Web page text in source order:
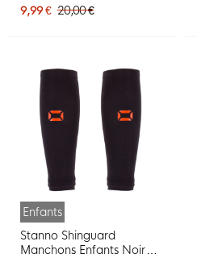
9,99 € 20,00 €
Enfants
Stanno Shinguard
Manchons Enfants Noir